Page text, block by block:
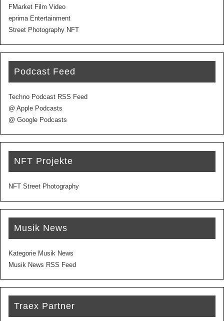
FMarket Film Video
eprima Entertainment
Street Photography NFT
Podcast Feed
Techno Podcast RSS Feed
@ Apple Podcasts
@ Google Podcasts
NFT Projekte
NFT Street Photography
Musik News
Kategorie Musik News
Musik News RSS Feed
Traex Partner